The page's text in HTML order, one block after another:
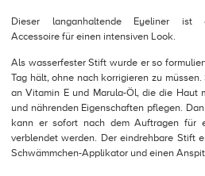
Dieser langanhaltende Eyeliner ist
Accessoire für einen intensiven Look.
Als wasserfester Stift wurde er so
Tag hält, ohne nach korrigieren zu
an Vitamin E und Marula-Öl, die die Haut
und nährenden Eigenschaften pflegen.
kann er sofort nach dem Auftragen für
verblendet werden. Der eindrehbare Stift
Schwämmchen-Applikator und einen